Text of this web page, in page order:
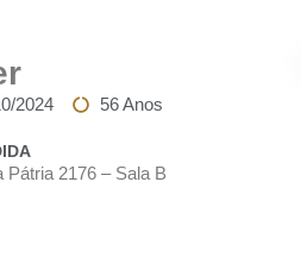
2024 56 Anos
Pátria 2176 – Sala B